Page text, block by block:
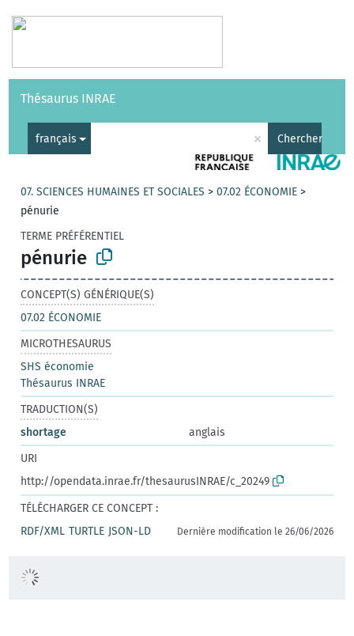
Vocabulaires API
Thésaurus INRAE
français × Chercher
07. SCIENCES HUMAINES ET SOCIALES >07.02 ÉCONOMIE >
pénurie
TERME PRÉFÉRENTIEL
pénurie
CONCEPT(S) GÉNÉRIQUE(S)
07.02 ÉCONOMIE
MICROTHESAURUS
SHS économie
Thésaurus INRAE
TRADUCTION(S)
shortage
anglais
URI
http://opendata.inrae.fr/thesaurusINRAE/c_20249
TÉLÉCHARGER CE CONCEPT :
RDF/XML TURTLE JSON-LD Dernière modification le 26/06/2026